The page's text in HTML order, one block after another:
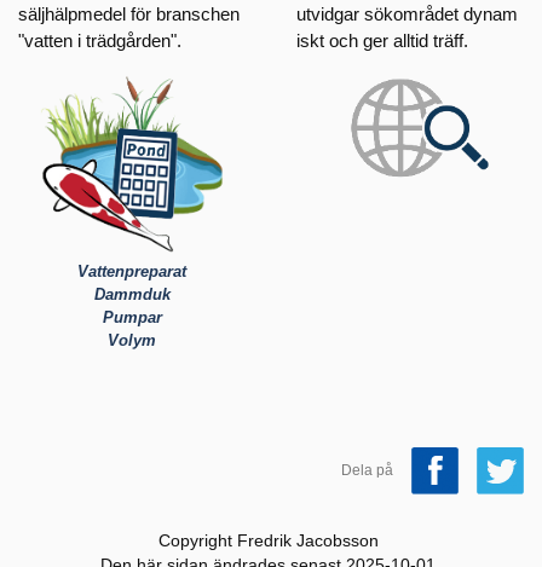
säljhälpmedel för branschen
"vatten i trädgården".
Vattenpreparat
Dammduk
Pumpar
Volym
utvidgar sökområdet dynam
iskt och ger alltid träff.
Dela på
Copyright Fredrik Jacobsson